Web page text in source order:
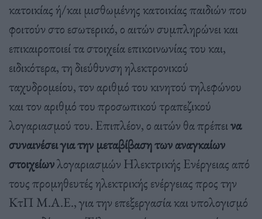
κατοικίας ή/και μισθωμένης κατοικίας παιδιών που
φοιτούν στο εσωτερικό, ο αιτών συμπληρώνει και
επικαιροποιεί τα στοιχεία επικοινωνίας του και,
ειδικότερα, τη διεύθυνση ηλεκτρονικού
ταχυδρομείου, τον αριθμό του κινητού τηλεφώνου
και τον αριθμό του προσωπικού τραπεζικού
λογαριασμού του. Επιπλέον, ο αιτών θα πρέπεινα
συναινέσει για την μεταβίβαση των αναγκαίων
στοιχείωνλογαριασμών Ηλεκτρικής Ενέργειας από
τους προμηθευτές ηλεκτρικής ενέργειας προς την
ΚτΠ Μ.Α.Ε., για την επεξεργασία και υπολογισμό